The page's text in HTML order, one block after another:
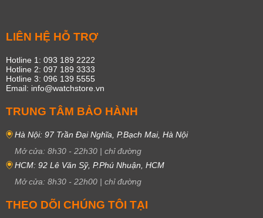
LIÊN HỆ HỖ TRỢ
Hotline 1: 093 189 2222
Hotline 2: 097 189 3333
Hotline 3: 096 139 5555
Email: info@watchstore.vn
TRUNG TÂM BẢO HÀNH
Hà Nội: 97 Trần Đại Nghĩa, P.Bạch Mai, Hà Nội
Mở cửa: 8h30 - 22h30 | chỉ đường
HCM: 92 Lê Văn Sỹ, P.Phú Nhuận, HCM
Mở cửa: 8h30 - 22h00 | chỉ đường
THEO DÕI CHÚNG TÔI TẠI